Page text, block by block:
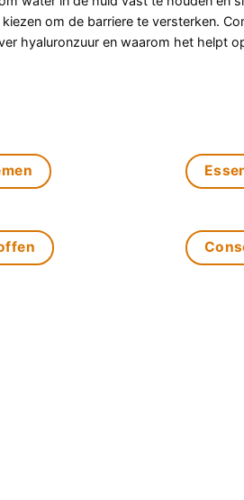
om de barriere te versterken.
hyaluronzuur en waarom het helpt